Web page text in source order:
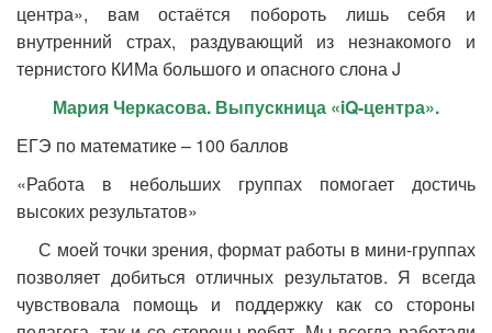
центра», вам остаётся побороть лишь себя и
внутренний страх, раздувающий из незнакомого и
тернистого КИМа большого и опасного слона J
Мария Черкасова. Выпускница «iQ-центра».
ЕГЭ по математике – 100 баллов
«Работа в небольших группах помогает достичь
высоких результатов»
С моей точки зрения, формат работы в мини-группах
позволяет добиться отличных результатов. Я всегда
чувствовала помощь и поддержку как со стороны